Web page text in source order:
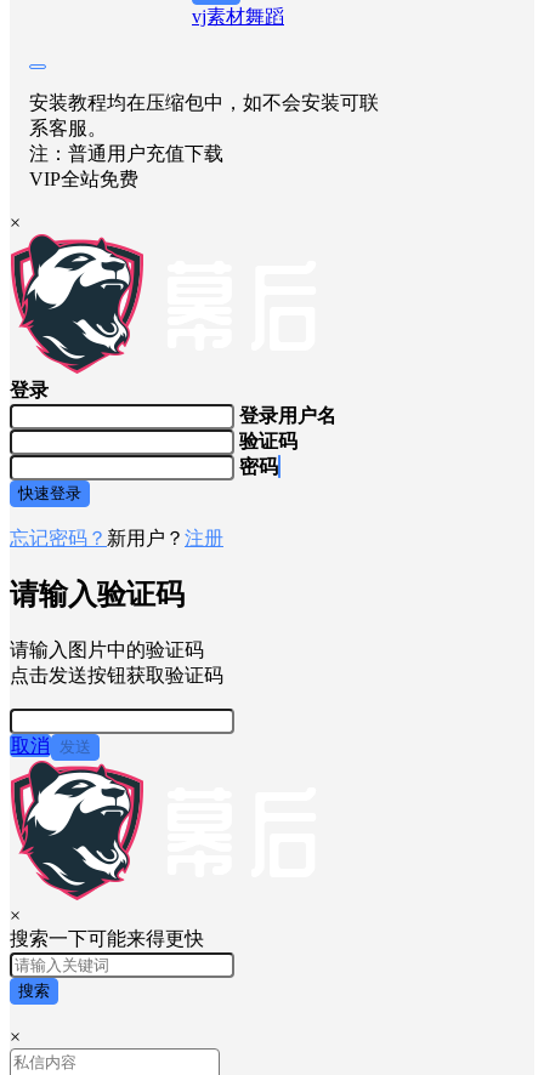
vj素材舞蹈
安装教程均在压缩包中，如不会安装可联
系客服。
注：普通用户充值下载
VIP全站免费
×
登录
登录用户名
验证码
密码
快速登录
忘记密码？ 新用户？ 注册
请输入验证码
请输入图片中的验证码
点击发送按钮获取验证码
取消 发送
×
搜索一下可能来得更快
搜索
×